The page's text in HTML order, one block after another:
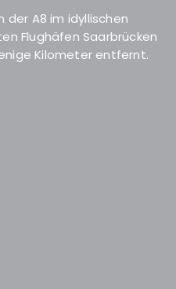
der A8 im idyllischen
Flughäfen Saarbrücken
Kilometer entfernt.